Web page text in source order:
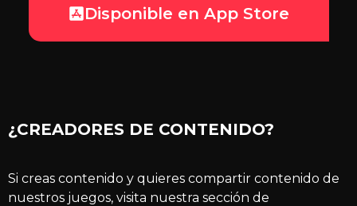
Disponible en App Store
¿CREADORES DE CONTENIDO?
Si creas contenido y quieres compartir contenido de
nuestros juegos, visita nuestra sección de